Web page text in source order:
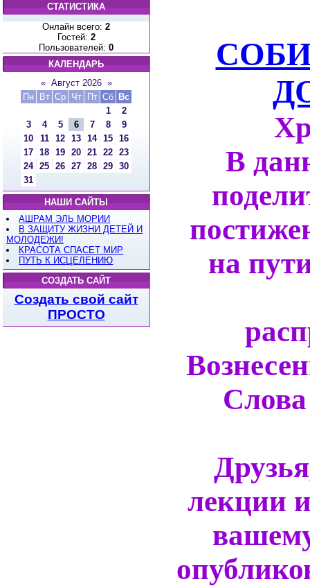
СТАТИСТИКА
Онлайн всего: 2
Гостей: 2
Пользователей: 0
КАЛЕНДАРЬ
« Август 2026 »
Пн
Вт Ср Чт Пт Сб Вс
1
2
3
4 5 6 7 8
9
10
11 12 13 14 15 16
17 18 19 20 21 22 23
24 25 26 27 28 29 30
31
НАШИ САЙТЫ
АШРАМ ЭЛЬ МОРИИ
В ЗАЩИТУ ЖИЗНИ ДЕТЕЙ И
МОЛОДЕЖИ!
КРАСОТА СПАСЕТ МИР
ПУТЬ К ИСЦЕЛЕНИЮ
СОЗДАТЬ САЙТ
Создать свой сайт
ПРОСТО
В
на
лекции